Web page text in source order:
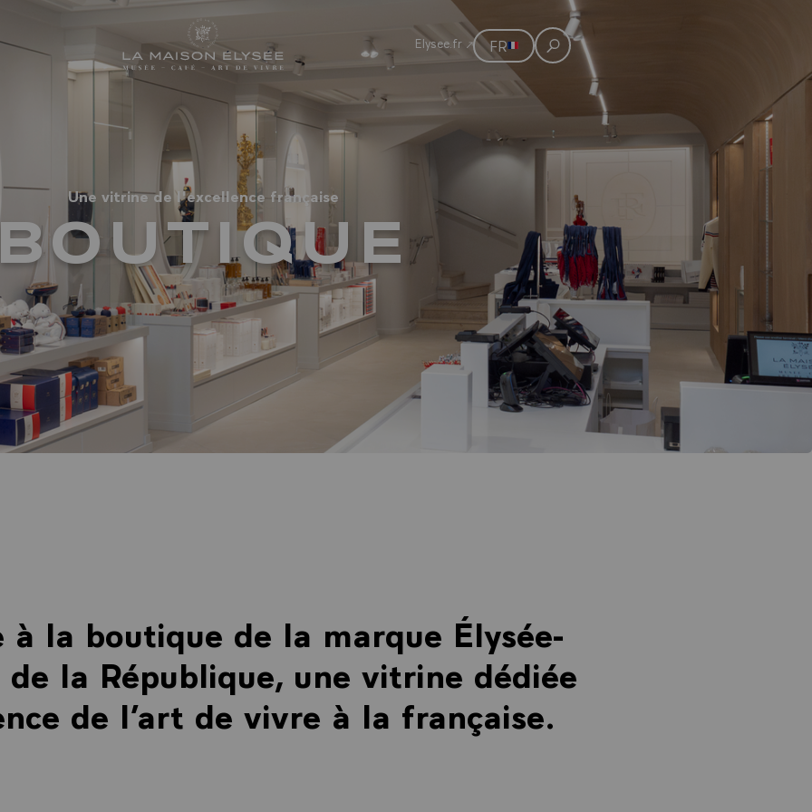
La Maison Elysée (accueil)
Elysee.fr FR Rechercher
Une vitrine de l'excellence française
à la boutique de la marque Élysée-
de la République, une vitrine dédiée
de l’art de vivre à la française.